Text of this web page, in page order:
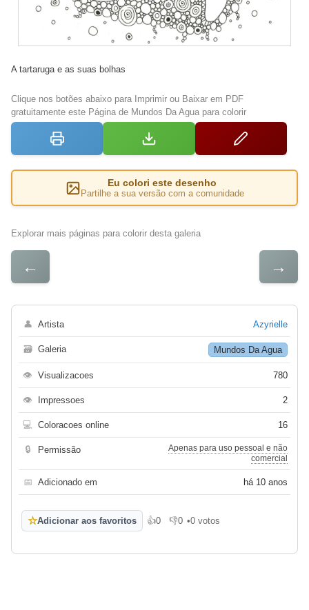
A tartaruga e as suas bolhas
Clique nos botões abaixo para Imprimir ou Baixar em PDF
gratuitamente este Página de Mundos Da Agua para colorir
Eu colori este desenho
Partilhe a sua versão com a comunidade
Explorar mais páginas para colorir desta galeria
← →
👤 Artista Azyrielle
🗃 Galeria Mundos Da Agua
👁 Visualizacoes 780
👁 Impressoes 2
💻 Coloracoes online 16
🔒 Permissão
Apenas para uso pessoal e não
comercial
📅 Adicionado em há 10 anos
☆Adicionar aos favoritos 👍0
Gosto 👎0
Não gosto
•0 votos